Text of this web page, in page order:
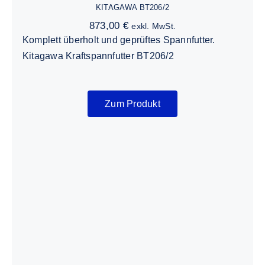
KITAGAWA BT206/2
873,00 € exkl. MwSt.
Komplett überholt und geprüftes Spannfutter.
Kitagawa Kraftspannfutter BT206/2
Zum Produkt